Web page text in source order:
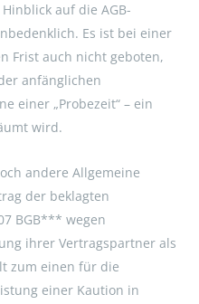
auf die AGB-
Es ist bei einer
Frist auch nicht geboten,
anfänglichen
einer „Probezeit“ – ein
wird.
andere Allgemeine
der beklagten
BGB*** wegen
ihrer Vertragspartner als
zum einen für die
einer Kaution in